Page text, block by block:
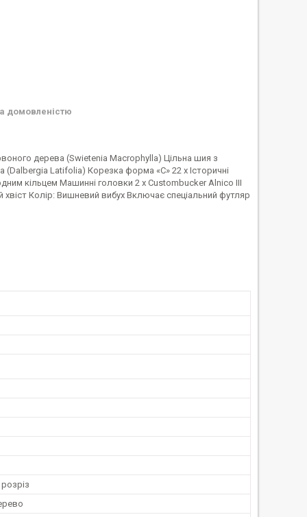
домовленістю
дерева (Swietenia Macrophylla) Цільна шия з
Latifolia) Корезка форма «C» 22 x Історичні
кільцем Машинні головки 2 x Custombucker Alnico III
Колір: Вишневий вибух Включає спеціальний футляр